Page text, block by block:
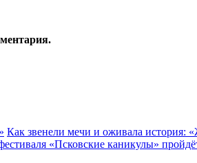
Как звенели мечи и оживала история:
«Псковские каникулы»